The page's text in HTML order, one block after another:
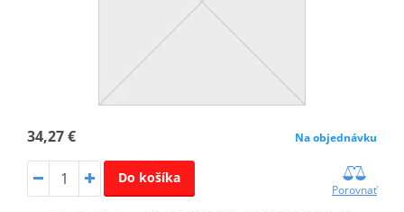
34,27 € Na objednávku
Do košíka
Porovnať